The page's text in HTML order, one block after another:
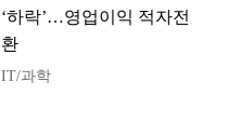
‘하락’…영업이익 적자전
환
IT/과학